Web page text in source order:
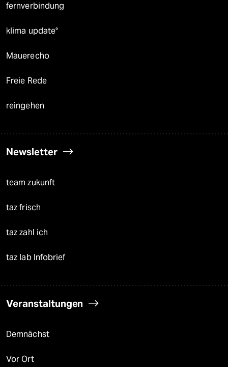
fernverbindung
klima update°
Mauerecho
Freie Rede
reingehen
Newsletter
team zukunft
taz frisch
taz zahl ich
taz lab Infobrief
Veranstaltungen
Demnächst
Vor Ort